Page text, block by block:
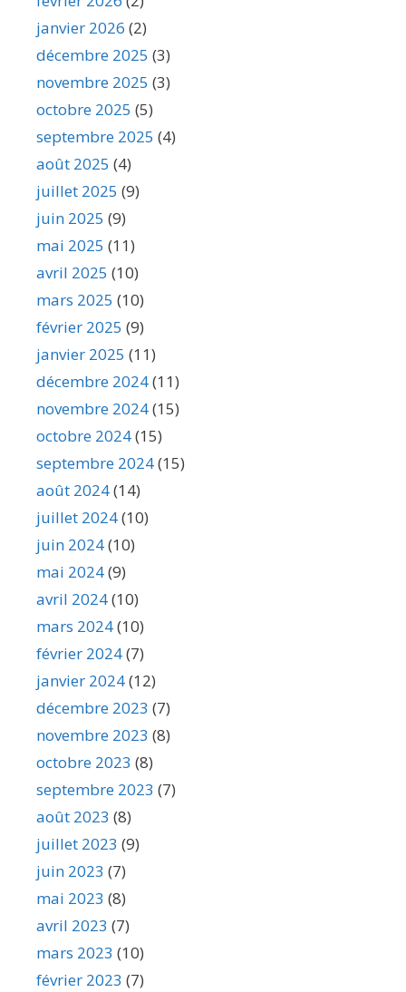
janvier 2026 (2)
décembre 2025 (3)
novembre 2025 (3)
octobre 2025 (5)
septembre 2025 (4)
août 2025 (4)
juillet 2025 (9)
juin 2025 (9)
mai 2025 (11)
avril 2025 (10)
mars 2025 (10)
février 2025 (9)
janvier 2025 (11)
décembre 2024(11)
novembre 2024(15)
octobre 2024(15)
septembre 2024(15)
août 2024(14)
juillet 2024(10)
juin 2024(10)
mai 2024(9)
avril 2024(10)
mars 2024(10)
février 2024(7)
janvier 2024(12)
décembre 2023 (7)
novembre 2023 (8)
octobre 2023 (8)
septembre 2023 (7)
août 2023 (8)
juillet 2023 (9)
juin 2023 (7)
mai 2023 (8)
avril 2023 (7)
mars 2023 (10)
février 2023 (7)